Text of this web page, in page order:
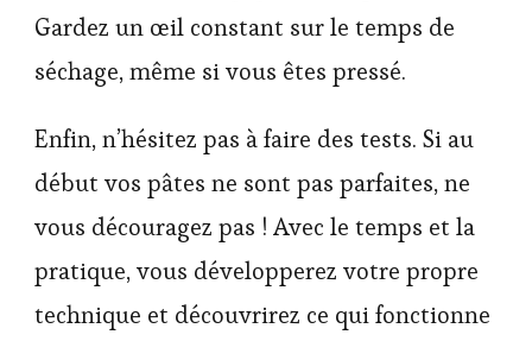
Gardez un œil constant sur le temps de
séchage, même si vous êtes pressé.
Enfin, n’hésitez pas à faire des tests. Si au
début vos pâtes ne sont pas parfaites, ne
vous découragez pas ! Avec le temps et la
pratique, vous développerez votre propre
technique et découvrirez ce qui fonctionne